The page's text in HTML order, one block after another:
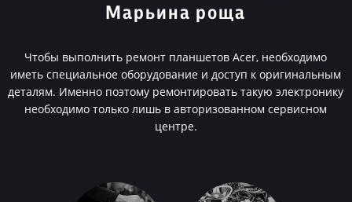
Марьина роща
Чтобы выполнить ремонт планшетов Acer, необходимо
иметь специальное оборудование и доступ к оригинальным
деталям. Именно поэтому ремонтировать такую электронику
необходимо только лишь в авторизованном сервисном
центре.